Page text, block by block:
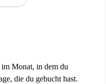
Monat, in dem du
die du gebucht hast.